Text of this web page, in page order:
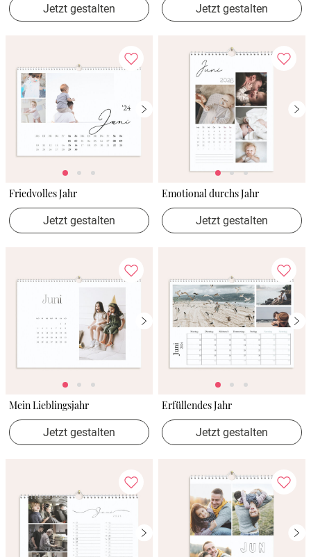
Jetzt gestalten Jetzt gestalten
Friedvolles Jahr
Jetzt gestalten
Emotional durchs Jahr
Jetzt gestalten
Mein Lieblingsjahr
Jetzt gestalten
Erfüllendes Jahr
Jetzt gestalten